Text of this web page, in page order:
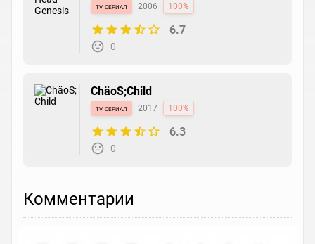
tv сериал 2006 100%
6.7
0
ChäoS;Child
tv сериал 2017 100%
6.3
0
Комментарии